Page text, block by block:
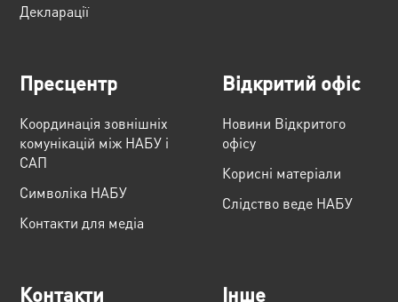
Декларації
Пресцентр
Координація зовнішніх
комунікацій між НАБУ і
САП
Cимволіка НАБУ
Контакти для медіа
Відкритий офіс
Новини Відкритого
офісу
Корисні матеріали
Слідство веде НАБУ
Контакти Інше